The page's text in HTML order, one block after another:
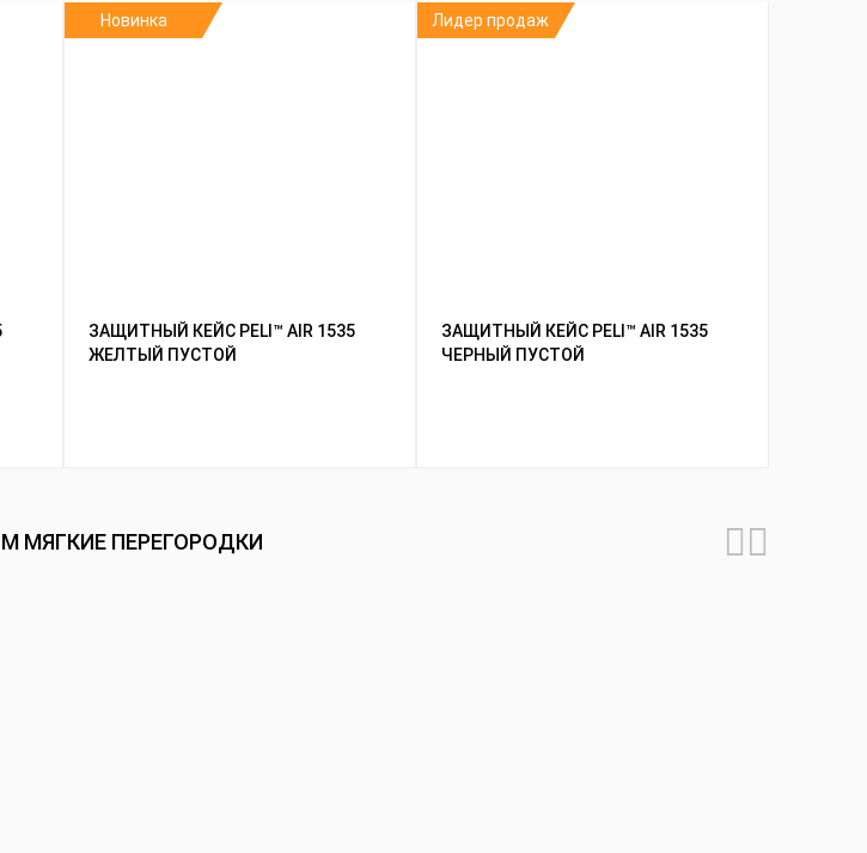
ЗАЩИТНЫЙ КЕЙС PELI™ AIR 1535
ЖЕЛТЫЙ ПУСТОЙ
Новинка
ЗАЩИТНЫЙ КЕЙС PELI™ AIR 1535
ЧЕРНЫЙ ПУСТОЙ
Лидер продаж
МЯГКИЕ ПЕРЕГОРОДКИ